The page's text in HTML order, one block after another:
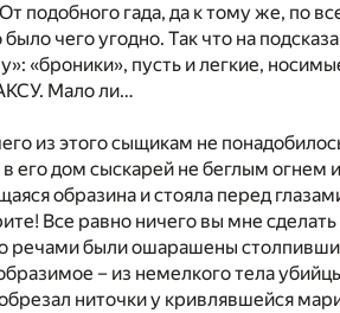
подобного гада, да к тому же,
чего угодно. Так что на
«броники», пусть и легкие,
Мало ли…
из этого сыщикам не
его дом сыскарей не беглым
образина и стояла перед
Все равно ничего вы мне
речами были ошарашены
– из немелкого тела
ниточки у кривлявшейся